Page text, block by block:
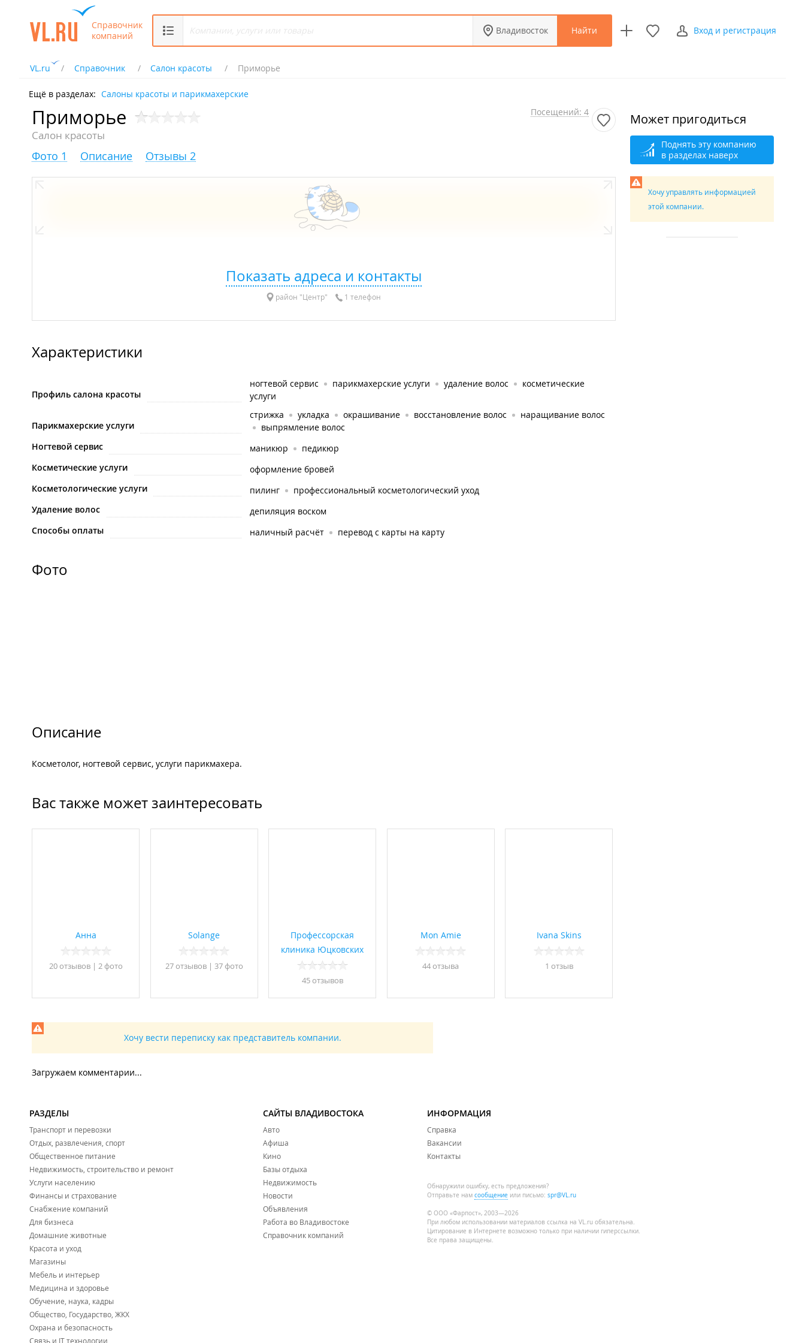
Справочник
компаний
Владивосток Найти Вход и регистрация
VL.ru Справочник Салон красоты Приморье
Ещё в разделах: Салоны красоты и парикмахерские
Приморье
Салон красоты
Посещений: 4
Фото 1 Описание Отзывы 2
Показать адреса и контакты
район "Центр" 1 телефон
Характеристики
Профиль салона красоты
ногтевой сервис парикмахерские услуги удаление волос
косметические
услуги
Парикмахерские услуги
стрижка укладка окрашивание восстановление волос
наращивание волос
выпрямление волос
Ногтевой сервис
маникюр
педикюр
Косметические услуги
оформление бровей
Косметологические услуги
пилинг
профессиональный косметологический уход
Удаление волос
депиляция воском
Способы оплаты
наличный расчёт перевод с карты на карту
Фото
Описание
Косметолог, ногтевой сервис, услуги парикмахера.
Вас также может заинтересовать
Анна
20 отзывов| 2 фото
Solange
27 отзывов| 37 фото
Профессорская
клиника Юцковских
45 отзывов
Mon Amie
44 отзывa
Ivana Skins
1 отзыв
Хочу вести переписку как представитель компании.
Загружаем комментарии...
Может пригодиться
Поднять эту компанию
в разделах наверх
Хочу управлять информацией
этой компании.
РАЗДЕЛЫ
Транспорт и перевозки
Отдых, развлечения, спорт
Общественное питание
Недвижимость, строительство и ремонт
Услуги населению
Финансы и страхование
Снабжение компаний
Для бизнеса
Домашние животные
Красота и уход
Магазины
Мебель и интерьер
Медицина и здоровье
Обучение, наука, кадры
Общество, Государство, ЖКХ
Охрана и безопасность
Связь и IT технологии
САЙТЫ ВЛАДИВОСТОКА
Авто
Афиша
Кино
Базы отдыха
Недвижимость
Новости
Объявления
Работа во Владивостоке
Справочник компаний
ИНФОРМАЦИЯ
Справка
Вакансии
Контакты
Обнаружили ошибку, есть предложения?
Отправьте нам сообщение или письмо: spr@VL.ru
© ООО «Фарпост», 2003—2026
При любом использовании материалов ссылка на VL.ru обязательна.
Цитирование в Интернете возможно только при наличии гиперссылки.
Все права защищены.